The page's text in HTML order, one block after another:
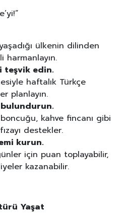
ülkenin dilinden
harmanlayın.
teşvik edin.
haftalık Türkçe
planlayın.
kahve fincanı gibi
destekler.
kurun.
için puan toplayabilir,
kazanabilir.
Yaşat